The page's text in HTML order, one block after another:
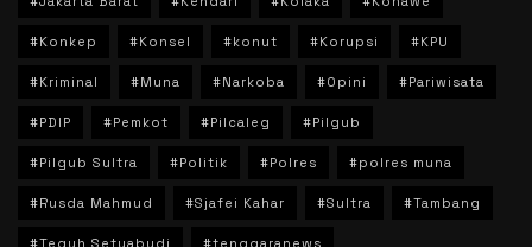
#Konkep #Konsel #konut #Korupsi #KPU
#Kriminal #Muna #Narkoba #Opini #Pariwisata
#PDIP #Pemkot #Pilcaleg #Pilgub
#Pilgub Sultra #Politik #Polres #polres muna
#Rusda Mahmud #Sjafei Kahar #Sultra #Tambang
#Teguh Setyabudi #tenggaranews